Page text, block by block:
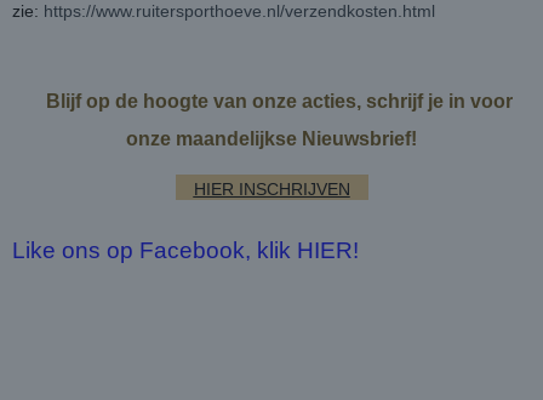
zie: https://www.ruitersporthoeve.nl/verzendkosten.html
Blijf op de hoogte van onze acties, schrijf je in voor
onze maandelijkse Nieuwsbrief!
HIER INSCHRIJVEN
Like ons op Facebook, klik HIER!